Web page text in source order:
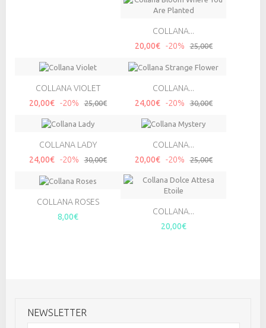
COLLANA...
20,00€ -20% 25,00€
COLLANA VIOLET
20,00€ -20% 25,00€
COLLANA...
24,00€ -20% 30,00€
COLLANA LADY
24,00€ -20% 30,00€
COLLANA...
20,00€ -20% 25,00€
COLLANA ROSES
8,00€
COLLANA...
20,00€
NEWSLETTER